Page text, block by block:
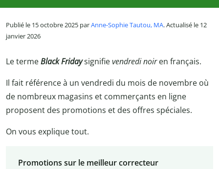
Publié le 15 octobre 2025 parAnne-Sophie Tautou, MA. Actualisé le 12
janvier 2026
Le termeBlack Fridaysignifievendredi noiren français.
Il fait référence à un vendredi du mois de novembre où
de nombreux magasins et commerçants en ligne
proposent des promotions et des offres spéciales.
On vous explique tout.
Promotions sur le meilleur correcteur